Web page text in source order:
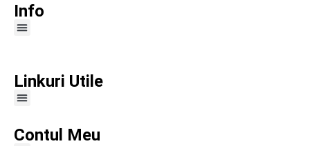
Info
Linkuri Utile
Contul Meu